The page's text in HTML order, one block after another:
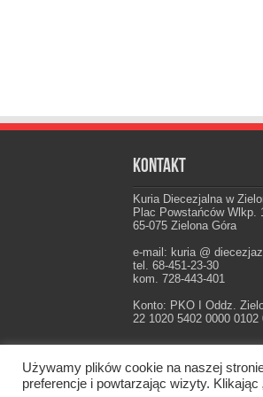
Kontakt
Kuria Diecezjalna w
Plac Powstańców Wlkp.
65-075 Zielona Góra
e-mail: kuria @
tel. 68-451-23-30
kom. 728-443-401
Konto: PKO I Oddz.
22 1020 5402 0000 0102
Oficjalna strona
Używamy plików cookie na naszej
preferencje i powtarzając wizyty.